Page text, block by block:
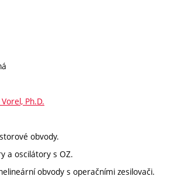
Ph.D.
obvody.
a oscilátory s OZ.
obvody s operačními zesilovači.